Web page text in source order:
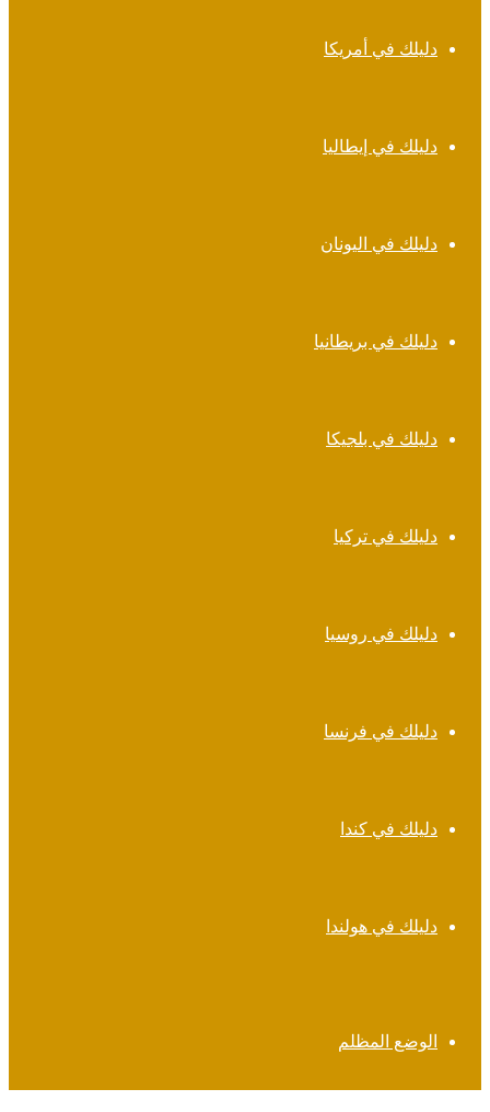
دليلك في أمريكا
دليلك في إيطاليا
دليلك في اليونان
دليلك في بريطانيا
دليلك في بلجيكا
دليلك في تركيا
دليلك في روسيا
دليلك في فرنسا
دليلك في كندا
دليلك في هولندا
الوضع المظلم